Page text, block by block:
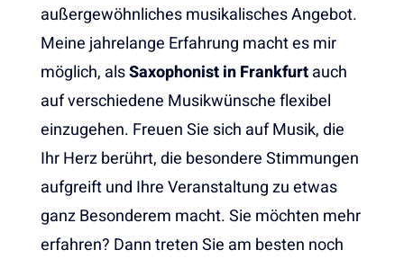
außergewöhnliches musikalisches Angebot.
Meine jahrelange Erfahrung macht es mir
möglich, alsSaxophonist in Frankfurtauch
auf verschiedene Musikwünsche flexibel
einzugehen. Freuen Sie sich auf Musik, die
Ihr Herz berührt, die besondere Stimmungen
aufgreift und Ihre Veranstaltung zu etwas
ganz Besonderem macht. Sie möchten mehr
erfahren? Dann treten Sie am besten noch